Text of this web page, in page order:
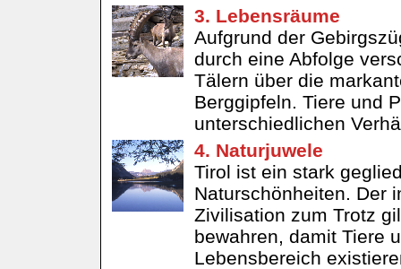
3. Lebensräume
Aufgrund der
durch eine Abfolge
Tälern über die
Berggipfeln. Tiere und
unterschiedlichen
4. Naturjuwele
Tirol ist ein stark
Naturschönheiten. Der
Zivilisation zum Trotz
bewahren, damit Tiere
Lebensbereich